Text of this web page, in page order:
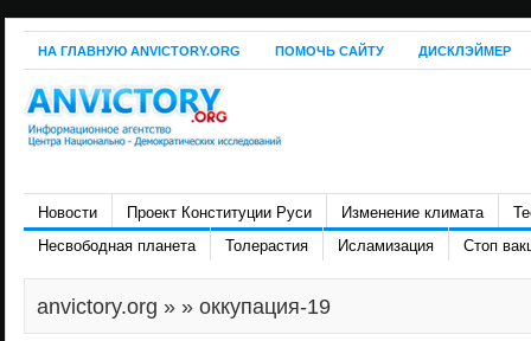
НА ГЛАВНУЮ ANVICTORY.ORG ПОМОЧЬ САЙТУ ДИСКЛЭЙМЕР
Новости Проект Конституции Руси Изменение климата
Несвободная планета
Толерастия Исламизация Стоп
anvictory.org » » оккупация-19